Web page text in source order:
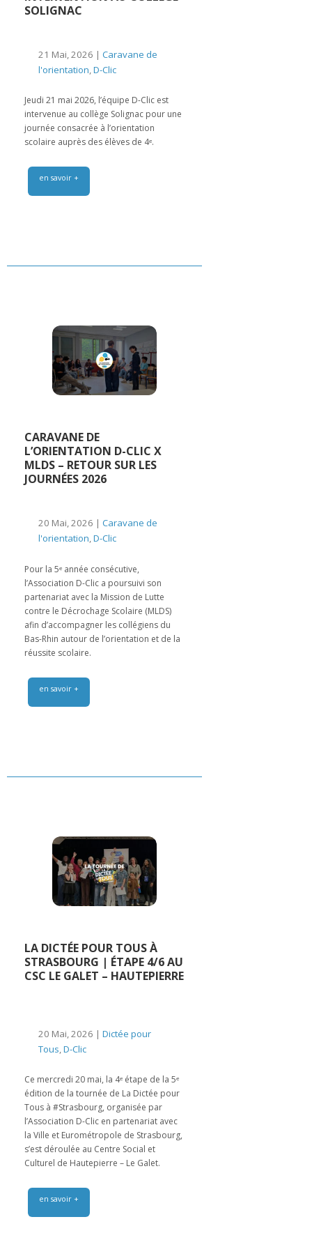
SOLIGNAC
21 Mai, 2026 | Caravane de
l'orientation,D-Clic
Jeudi 21 mai 2026, l’équipe D-Clic est
intervenue au collège Solignac pour une
journée consacrée à l’orientation
scolaire auprès des élèves de 4ᵉ.
en savoir +
CARAVANE DE
L’ORIENTATION D-CLIC X
MLDS – RETOUR SUR LES
JOURNÉES 2026
20 Mai, 2026 | Caravane de
l'orientation,D-Clic
Pour la 5ᵉ année consécutive,
l’Association D-Clic a poursuivi son
partenariat avec la Mission de Lutte
contre le Décrochage Scolaire (MLDS)
afin d’accompagner les collégiens du
Bas-Rhin autour de l’orientation et de la
réussite scolaire.
en savoir +
LA DICTÉE POUR TOUS À
STRASBOURG | ÉTAPE 4/6 AU
CSC LE GALET – HAUTEPIERRE
20 Mai, 2026 | Dictée pour
Tous D-Clic
Ce mercredi 20 mai, la 4ᵉ étape de la 5ᵉ
édition de la tournée de La Dictée pour
Tous à #Strasbourg, organisée par
l’Association D-Clic en partenariat avec
la Ville et Eurométropole de Strasbourg,
s’est déroulée au Centre Social et
Culturel de Hautepierre – Le Galet.
en savoir +